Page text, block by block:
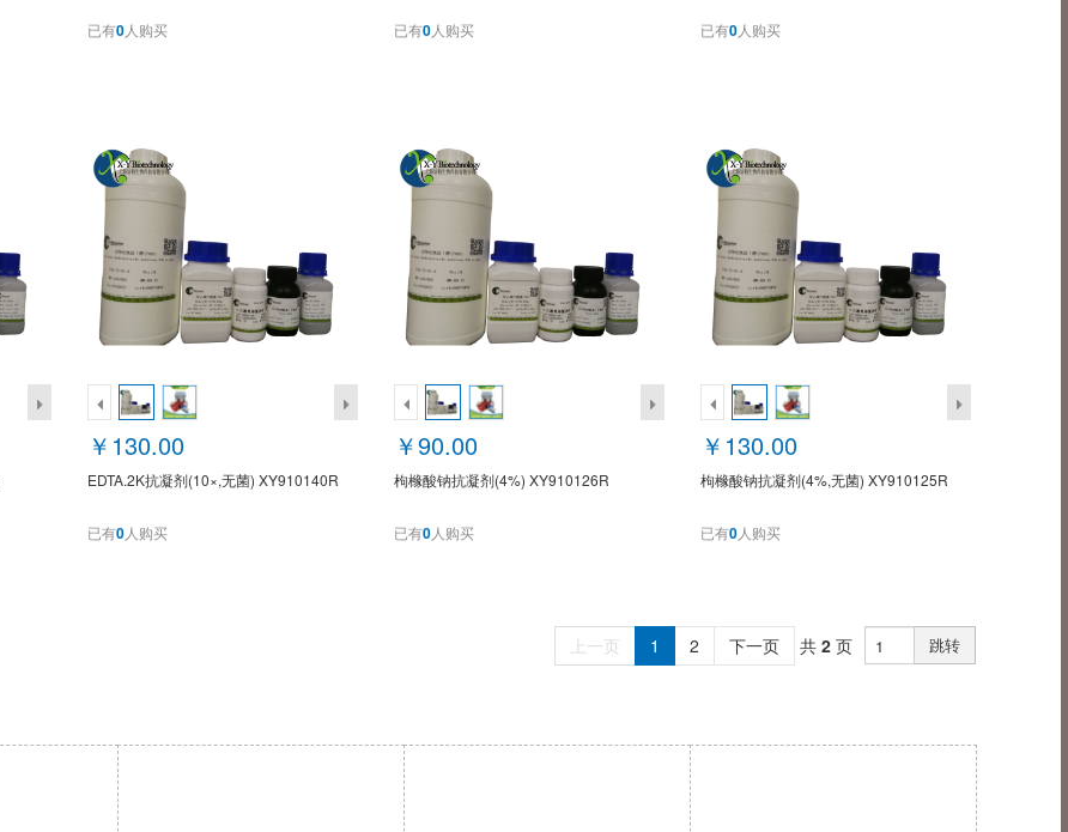
已有0人购买 已有0人购买 已有0人购买
￥130.00
EDTA.2K抗凝剂(10×,无菌) XY910140R
已有0人购买
￥90.00
枸橼酸钠抗凝剂(4%) XY910126R
已有0人购买
￥130.00
枸橼酸钠抗凝剂(4%,无菌) XY910125R
已有0人购买
上一页 1 2 下一页 共 2 页 跳转